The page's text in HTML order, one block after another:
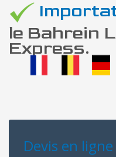
le Bahrein
Express.
Devis en ligne